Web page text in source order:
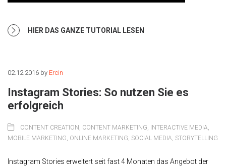
HIER DAS GANZE TUTORIAL LESEN
02.12.2016 by Ercin
Instagram Stories: So nutzen Sie es
erfolgreich
CONTENT CREATION , CONTENT MARKETING, INTERACTIVE MEDIA,
MOBILE MARKETING, ONLINE MARKETING, SOCIAL MEDIA, STORYTELLING
Instagram Stories erweitert seit fast 4 Monaten das Angebot der